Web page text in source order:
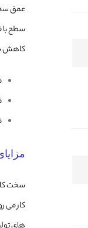
عمق
سطح با
کاهش
سخت
کار می